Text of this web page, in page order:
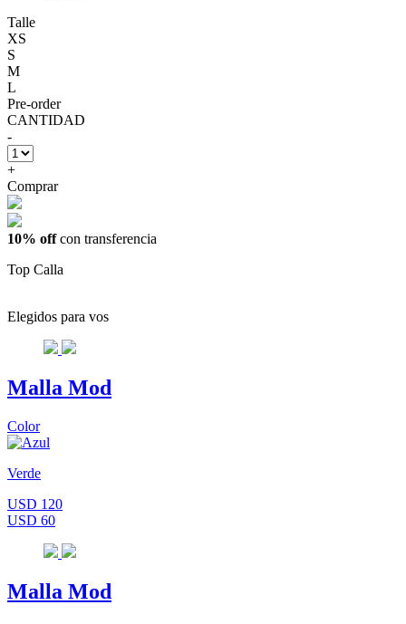
Talle
XS
S
M
L
Pre-order
CANTIDAD
-
+
Comprar
10% offcon transferencia
Top Calla
Elegidos para vos
Malla Mod
Color
Verde
USD 120
USD 60
Malla Mod